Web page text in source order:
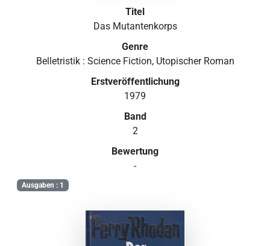
Titel
Das Mutantenkorps
Genre
Belletristik : Science Fiction, Utopischer Roman
Erstveröffentlichung
1979
Band
2
Bewertung
-
Ausgaben : 1